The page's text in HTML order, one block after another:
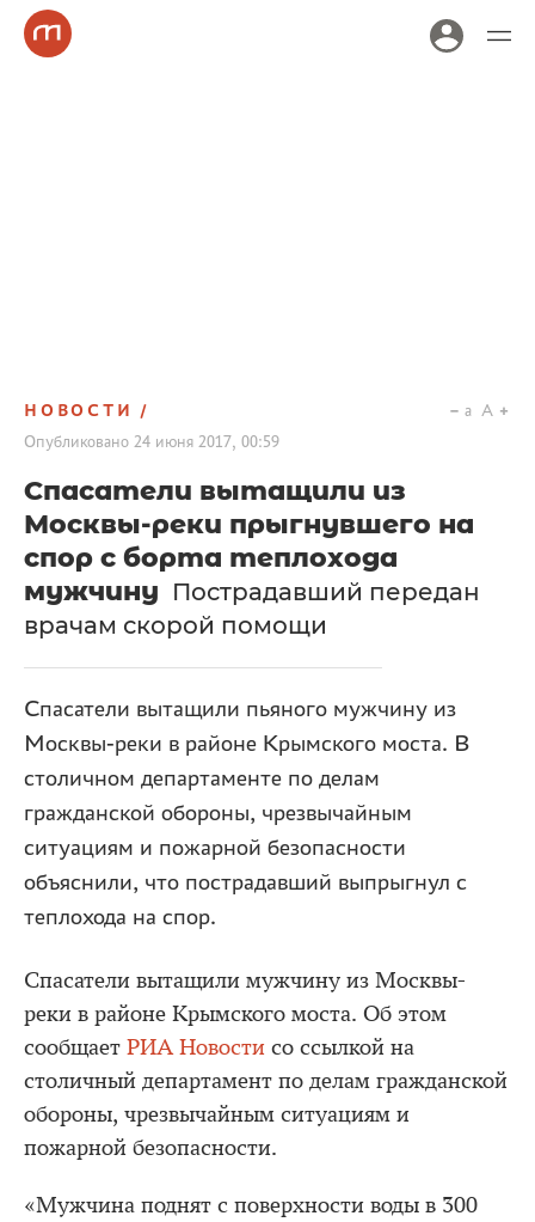
НОВОСТИ
Опубликовано 24 июня 2017, 00:59
a A
Спасатели вытащили из
Москвы-реки прыгнувшего на
спор с борта теплохода
мужчину Пострадавший передан
врачам скорой помощи
Спасатели вытащили пьяного мужчину из
Москвы-реки в районе Крымского моста. В
столичном департаменте по делам
гражданской обороны, чрезвычайным
ситуациям и пожарной безопасности
объяснили, что пострадавший выпрыгнул с
теплохода на спор.
Спасатели вытащили мужчину из Москвы-
реки в районе Крымского моста. Об этом
сообщает РИА Новости со ссылкой на
столичный департамент по делам гражданской
обороны, чрезвычайным ситуациям и
пожарной безопасности.
«Мужчина поднят с поверхности воды в 300